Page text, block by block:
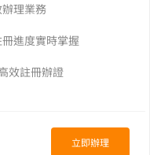
理業務
進度實時掌握
效註冊辦證
立即辦理